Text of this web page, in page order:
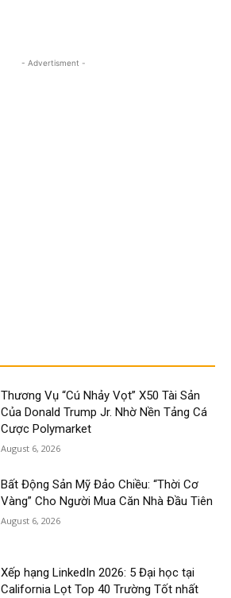
- Advertisment -
Thương Vụ “Cú Nhảy Vọt” X50 Tài Sản
Của Donald Trump Jr. Nhờ Nền Tảng Cá
Cược Polymarket
August 6, 2026
Bất Động Sản Mỹ Đảo Chiều: “Thời Cơ
Vàng” Cho Người Mua Căn Nhà Đầu Tiên
August 6, 2026
Xếp hạng LinkedIn 2026: 5 Đại học tại
California Lọt Top 40 Trường Tốt nhất